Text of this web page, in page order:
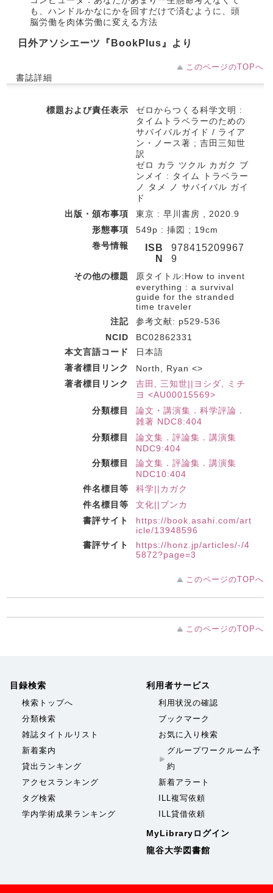
も、ハンドルかなにかを回すだけで済むように、頭
脳労働を肉体労働に変える方法
日外アソシエーツ『BookPlus』より
このページのTOPへ
書誌詳細
標題および責任表示
ゼロからつくる科学文明 :
タイムトラベラーのための
サバイバルガイド / ライア
ン・ノース著 ; 吉田三知世
訳
ゼロ カラ ツクル カガク ブ
ンメイ : タイム トラベラー
ノ タメ ノ サバイバル ガイ
ド
出版・頒布事項
東京 : 早川書房 , 2020.9
形態事項
549p : 挿図 ; 19cm
巻号情報
ISB
N
978415209967
9
その他の標題
原タイトル:How to invent
everything : a survival
guide for the stranded
time traveler
注記
参考文献: p529-536
NCID
BC02862331
本文言語コード
日本語
著者標目リンク
North, Ryan <>
著者標目リンク
吉田, 三知世||ヨシダ, ミチ
ヨ <AU00015569>
分類標目
論文・講演集．科学評論．
雑著 NDC8:404
分類標目
論文集．評論集．講演集
NDC9:404
分類標目
論文集．評論集．講演集
NDC10:404
件名標目等
科学||カガク
件名標目等
文化||ブンカ
書評サイト
https://book.asahi.com/art
icle/13948596
書評サイト
https://honz.jp/articles/-/4
5872?page=3
このページのTOPへ
このページのTOPへ
目録検索
検索トップへ
分類検索
雑誌タイトルリスト
新着案内
貸出ランキング
アクセスランキング
タグ検索
学内学術成果ランキング
利用者サービス
利用状況の確認
ブックマーク
お気に入り検索
グループワークルーム予
約
新着アラート
ILL複写依頼
ILL貸借依頼
MyLibraryログイン
龍谷大学図書館